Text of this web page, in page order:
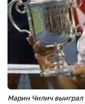
Марин Чилич